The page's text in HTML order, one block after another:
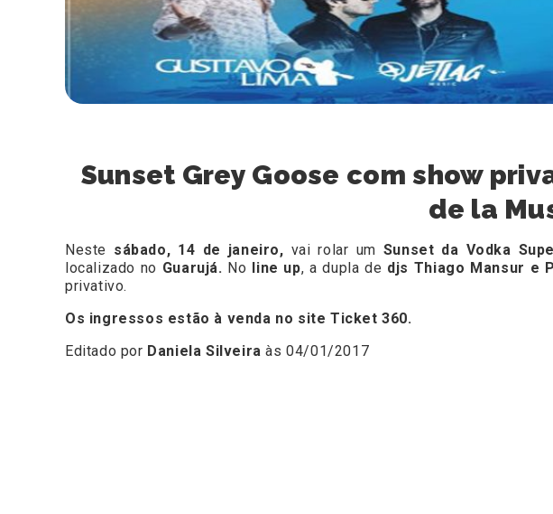
Sunset Grey Goose com show
de la
Neste sábado, 14 de janeiro, vai rolar um Sunset da Vodka
localizado no Guarujá. No line up, a dupla de djs Thiago Mansur e
privativo.
Os ingressos estão à venda no site Ticket 360.
Editado por Daniela Silveira às 04/01/2017